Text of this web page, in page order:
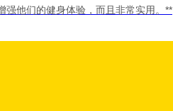
强他们的健身体验，而且非常实用。**